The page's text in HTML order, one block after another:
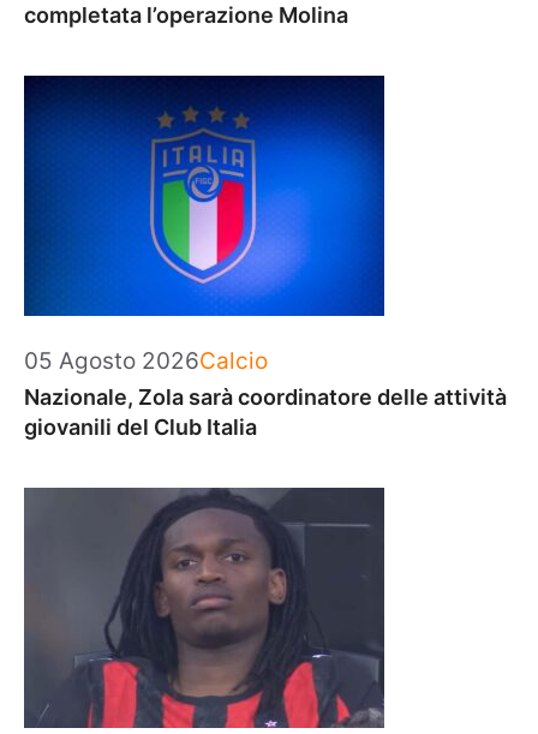
completata l’operazione Molina
05 Agosto 2026Categorie
Calcio
Nazionale, Zola sarà coordinatore delle attività
giovanili del Club Italia